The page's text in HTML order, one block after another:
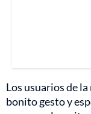
Los usuarios de
bonito gesto y